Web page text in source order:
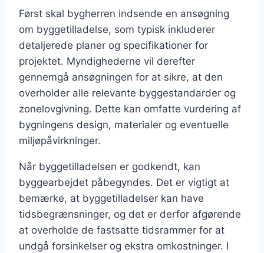
Først skal bygherren indsende en ansøgning
om byggetilladelse, som typisk inkluderer
detaljerede planer og specifikationer for
projektet. Myndighederne vil derefter
gennemgå ansøgningen for at sikre, at den
overholder alle relevante byggestandarder og
zonelovgivning. Dette kan omfatte vurdering af
bygningens design, materialer og eventuelle
miljøpåvirkninger.
Når byggetilladelsen er godkendt, kan
byggearbejdet påbegyndes. Det er vigtigt at
bemærke, at byggetilladelser kan have
tidsbegrænsninger, og det er derfor afgørende
at overholde de fastsatte tidsrammer for at
undgå forsinkelser og ekstra omkostninger. I